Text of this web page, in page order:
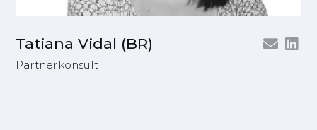
Tatiana Vidal (BR)
Partnerkonsult